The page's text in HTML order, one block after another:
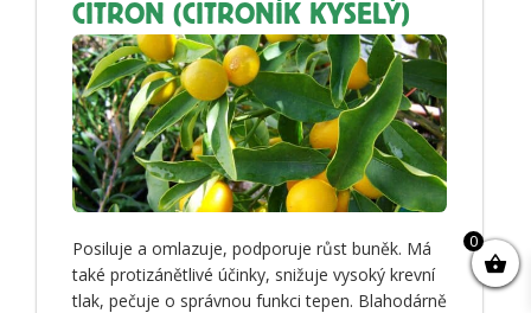
CITRON (CITRONÍK KYSELÝ)
Posiluje a omlazuje, podporuje růst buněk. Má
také protizánětlivé účinky, snižuje vysoký krevní
tlak, pečuje o správnou funkci tepen. Blahodárně
0